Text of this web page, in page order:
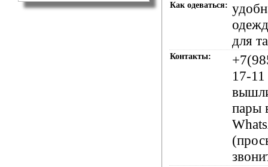
Как одеваться:
для
Контакты:
17-
пары